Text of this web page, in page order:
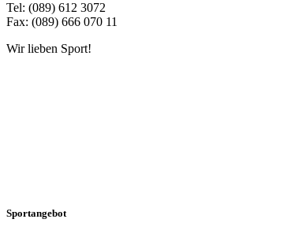
Tel: (089) 612 3072
Fax: (089) 666 070 11
Wir lieben Sport!
Sportangebot